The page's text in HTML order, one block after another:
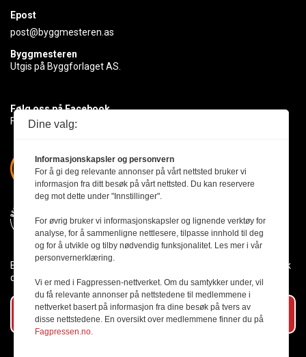
Epost
post@byggmesteren.as
Byggmesteren
Utgis på Byggforlaget AS.
Følg oss på Facebook
Få med deg det siste innen byggebransjen
Byggmesteren følger Vær Varsom-plakaten og presseetikken slik
den er nedfelt i Redaktørplakaten.
Abonner på vårt nyhetsbrev
Dine valg:
Informasjonskapsler og personvern
For å gi deg relevante annonser på vårt nettsted bruker vi
informasjon fra ditt besøk på vårt nettsted. Du kan reservere
deg mot dette under "Innstillinger".
For øvrig bruker vi informasjonskapsler og lignende verktøy for
analyse, for å sammenligne nettlesere, tilpasse innhold til deg
og for å utvikle og tilby nødvendig funksjonalitet. Les mer i vår
personvernerklæring.
Vi er med i Fagpressen-nettverket. Om du samtykker under, vil
du få relevante annonser på nettstedene til medlemmene i
nettverket basert på informasjon fra dine besøk på tvers av
disse nettstedene. En oversikt over medlemmene finner du på
Fagpressen.no.